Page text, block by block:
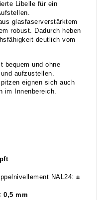
Libelle für ein
glasfaserverstärktem
robust. Dadurch heben
deutlich vom
bequem und ohne
aufzustellen.
eignen sich auch
im Innenbereich.
NAL24: ±
0,5 mm